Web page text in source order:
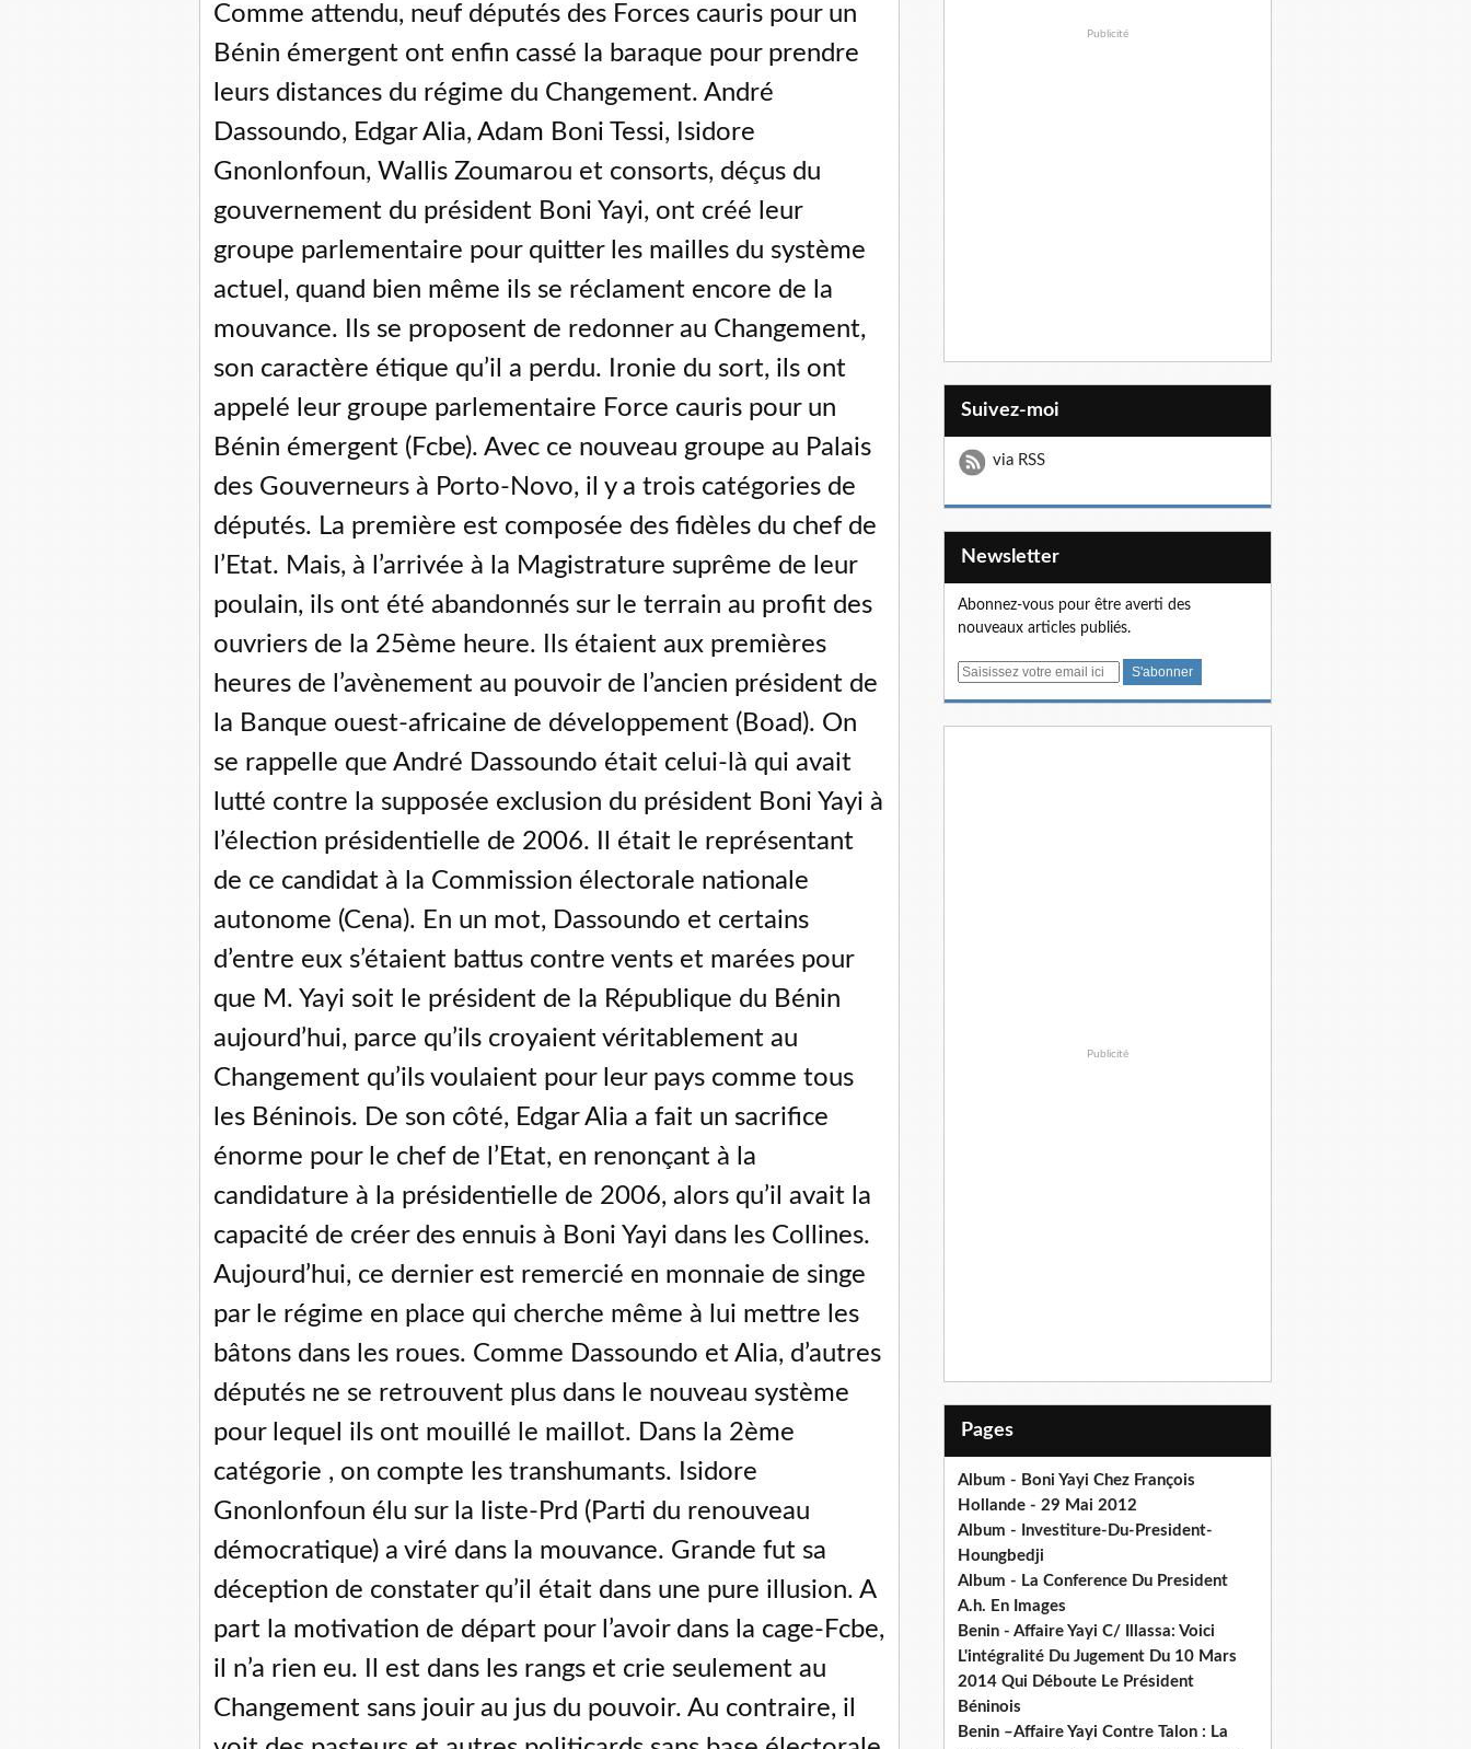
Comme attendu, neuf députés des Forces cauris pour un
Bénin émergent ont enfin cassé la baraque pour prendre
leurs distances du régime du Changement. André
Dassoundo, Edgar Alia, Adam Boni Tessi, Isidore
Gnonlonfoun, Wallis Zoumarou et consorts, déçus du
gouvernement du président Boni Yayi, ont créé leur
groupe parlementaire pour quitter les mailles du système
actuel, quand bien même ils se réclament encore de la
mouvance. Ils se proposent de redonner au Changement,
son caractère étique qu’il a perdu. Ironie du sort, ils ont
appelé leur groupe parlementaire Force cauris pour un
Bénin émergent (Fcbe). Avec ce nouveau groupe au Palais
des Gouverneurs à Porto-Novo, il y a trois catégories de
députés. La première est composée des fidèles du chef de
l’Etat. Mais, à l’arrivée à la Magistrature suprême de leur
poulain, ils ont été abandonnés sur le terrain au profit des
ouvriers de la 25ème heure. Ils étaient aux premières
heures de l’avènement au pouvoir de l’ancien président de
la Banque ouest-africaine de développement (Boad). On
se rappelle que André Dassoundo était celui-là qui avait
lutté contre la supposée exclusion du président Boni Yayi à
l’élection présidentielle de 2006. Il était le représentant
de ce candidat à la Commission électorale nationale
autonome (Cena). En un mot, Dassoundo et certains
d’entre eux s’étaient battus contre vents et marées pour
que M. Yayi soit le président de la République du Bénin
aujourd’hui, parce qu’ils croyaient véritablement au
Changement qu’ils voulaient pour leur pays comme tous
les Béninois. De son côté, Edgar Alia a fait un sacrifice
énorme pour le chef de l’Etat, en renonçant à la
candidature à la présidentielle de 2006, alors qu’il avait la
capacité de créer des ennuis à Boni Yayi dans les Collines.
Aujourd’hui, ce dernier est remercié en monnaie de singe
par le régime en place qui cherche même à lui mettre les
bâtons dans les roues. Comme Dassoundo et Alia, d’autres
députés ne se retrouvent plus dans le nouveau système
pour lequel ils ont mouillé le maillot. Dans la 2ème
catégorie , on compte les transhumants. Isidore
Gnonlonfoun élu sur la liste-Prd (Parti du renouveau
démocratique) a viré dans la mouvance. Grande fut sa
déception de constater qu’il était dans une pure illusion. A
part la motivation de départ pour l’avoir dans la cage-Fcbe,
il n’a rien eu. Il est dans les rangs et crie seulement au
Changement sans jouir au jus du pouvoir. Au contraire, il
Publicité
Suivez-moi
via RSS
Newsletter
Abonnez-vous pour être averti des
nouveaux articles publiés.
E
Publicité
Pages
Album - Boni Yayi Chez François
Hollande - 29 Mai 2012
Album - Investiture-Du-President-
Houngbedji
Album - La Conference Du President
A.h. En Images
Benin - Affaire Yayi C/ Illassa: Voici
L'intégralité Du Jugement Du 10 Mars
2014 Qui Déboute Le Président
Béninois
Benin –Affaire Yayi Contre Talon : La